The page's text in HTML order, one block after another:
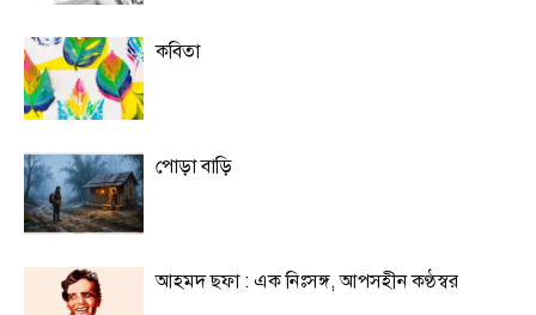
কবিতা
পোড়া বাড়ি
আহমদ ছফা : এক নিঃসঙ্গ, আপসহীন কণ্ঠস্বর